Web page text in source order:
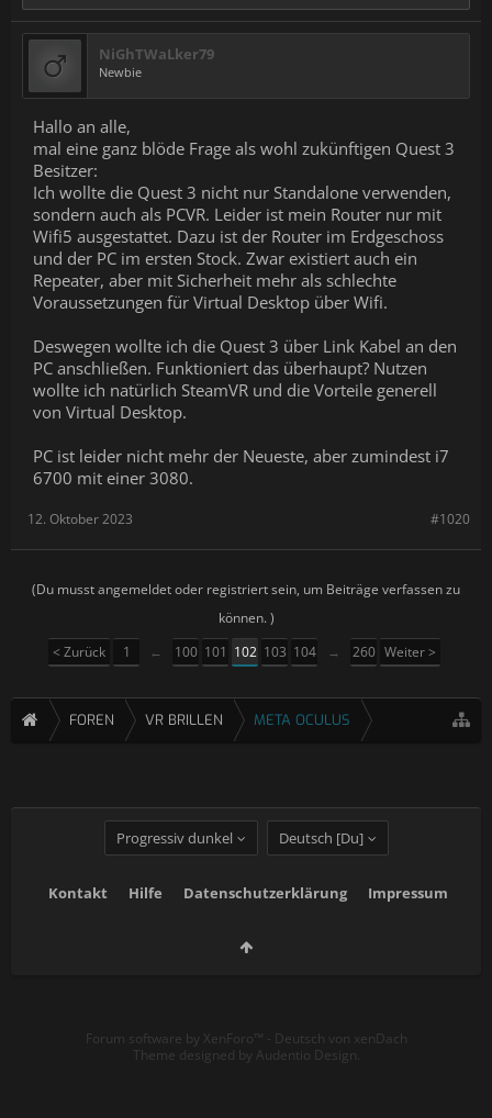
NiGhTWaLker79
Newbie
Hallo an alle,
mal eine ganz blöde Frage als wohl zukünftigen Quest 3
Besitzer:
Ich wollte die Quest 3 nicht nur Standalone verwenden,
sondern auch als PCVR. Leider ist mein Router nur mit
Wifi5 ausgestattet. Dazu ist der Router im Erdgeschoss
und der PC im ersten Stock. Zwar existiert auch ein
Repeater, aber mit Sicherheit mehr als schlechte
Voraussetzungen für Virtual Desktop über Wifi.
Deswegen wollte ich die Quest 3 über Link Kabel an den
PC anschließen. Funktioniert das überhaupt? Nutzen
wollte ich natürlich SteamVR und die Vorteile generell
von Virtual Desktop.
PC ist leider nicht mehr der Neueste, aber zumindest i7
6700 mit einer 3080.
#1020
12. Oktober 2023
(Du musst angemeldet oder registriert sein, um Beiträge verfassen zu
können. )
< Zurück
1 ← 100 101 102 103 104 → 260 Weiter >
FOREN VR BRILLEN META OCULUS
Progressiv dunkel Deutsch [Du]
Kontakt Hilfe Datenschutzerklärung Impressum
Forum software by XenForo™ - Deutsch von xenDach
Theme designed by Audentio Design.